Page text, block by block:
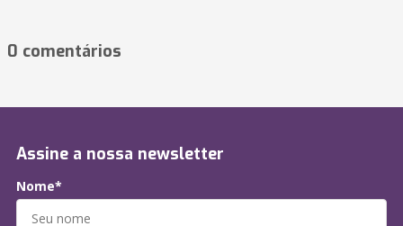
0 comentários
Assine a nossa newsletter
Nome*